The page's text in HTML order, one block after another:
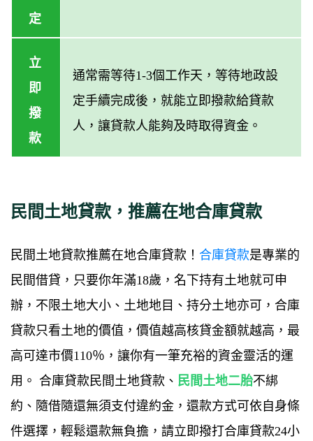
定
立
即
撥
款
通常需等待1-3個工作天，等待地政設
定手續完成後，就能立即撥款給貸款
人，讓貸款人能夠及時取得資金。
民間土地貸款，推薦在地合庫貸款
民間土地貸款推薦在地合庫貸款！ 合庫貸款是專業的
民間借貸，只要你年滿18歲，名下持有土地就可申
辦，不限土地大小、土地地目、持分土地亦可，合庫
貸款只看土地的價值，價值越高核貸金額就越高，最
高可達市價110％，讓你有一筆充裕的資金靈活的運
用。 合庫貸款民間土地貸款、 民間土地二胎不綁
約、隨借隨還無須支付違約金，還款方式可依自身條
件選擇，輕鬆還款無負擔，請立即撥打合庫貸款24小